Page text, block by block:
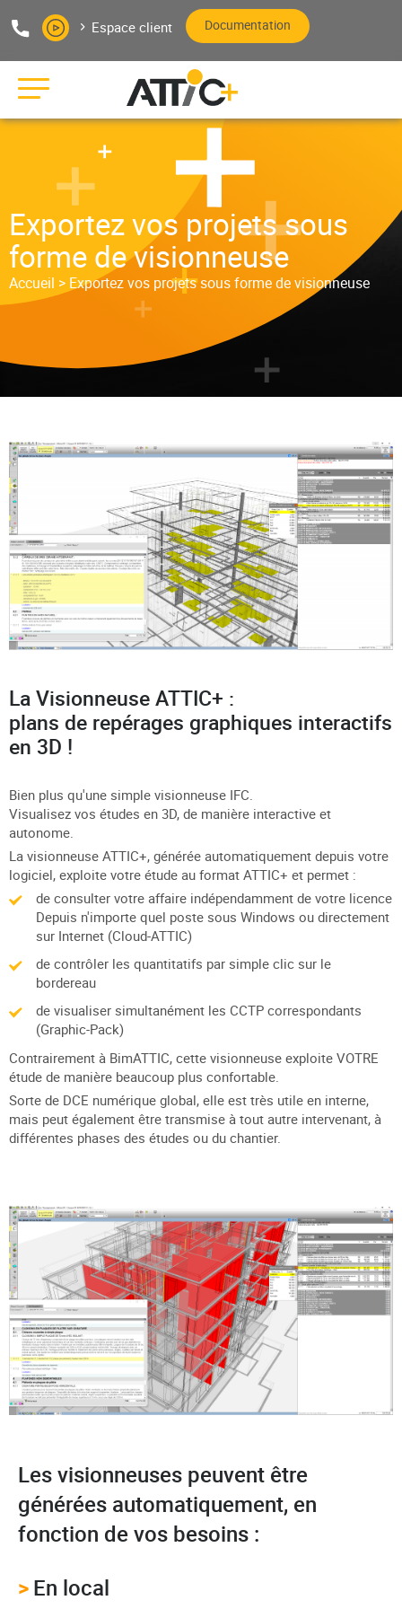
Espace client
Documentation
Editeur de logiciels bâtiment
Exportez vos projets sous
forme de visionneuse
Accueil > Exportez vos projets sous forme de visionneuse
La Visionneuse ATTIC+ :
plans de repérages graphiques interactifs
en 3D !
Bien plus qu'une simple visionneuse IFC.
Visualisez vos études en 3D, de manière interactive et
autonome.
La visionneuse ATTIC+, générée automatiquement depuis votre
logiciel, exploite votre étude au format ATTIC+ et permet :
de consulter votre affaire indépendamment de votre licence
Depuis n'importe quel poste sous Windows ou directement
sur Internet (Cloud-ATTIC)
de contrôler les quantitatifs par simple clic sur le
bordereau
de visualiser simultanément les CCTP correspondants
(Graphic-Pack)
Contrairement à BimATTIC, cette visionneuse exploite VOTRE
étude de manière beaucoup plus confortable.
Sorte de DCE numérique global, elle est très utile en interne,
mais peut également être transmise à tout autre intervenant, à
différentes phases des études ou du chantier.
Les visionneuses peuvent être
générées automatiquement, en
fonction de vos besoins :
>En local